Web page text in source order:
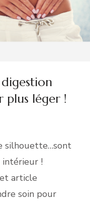
plus léger !
silhouette…sont
!
article
soin pour